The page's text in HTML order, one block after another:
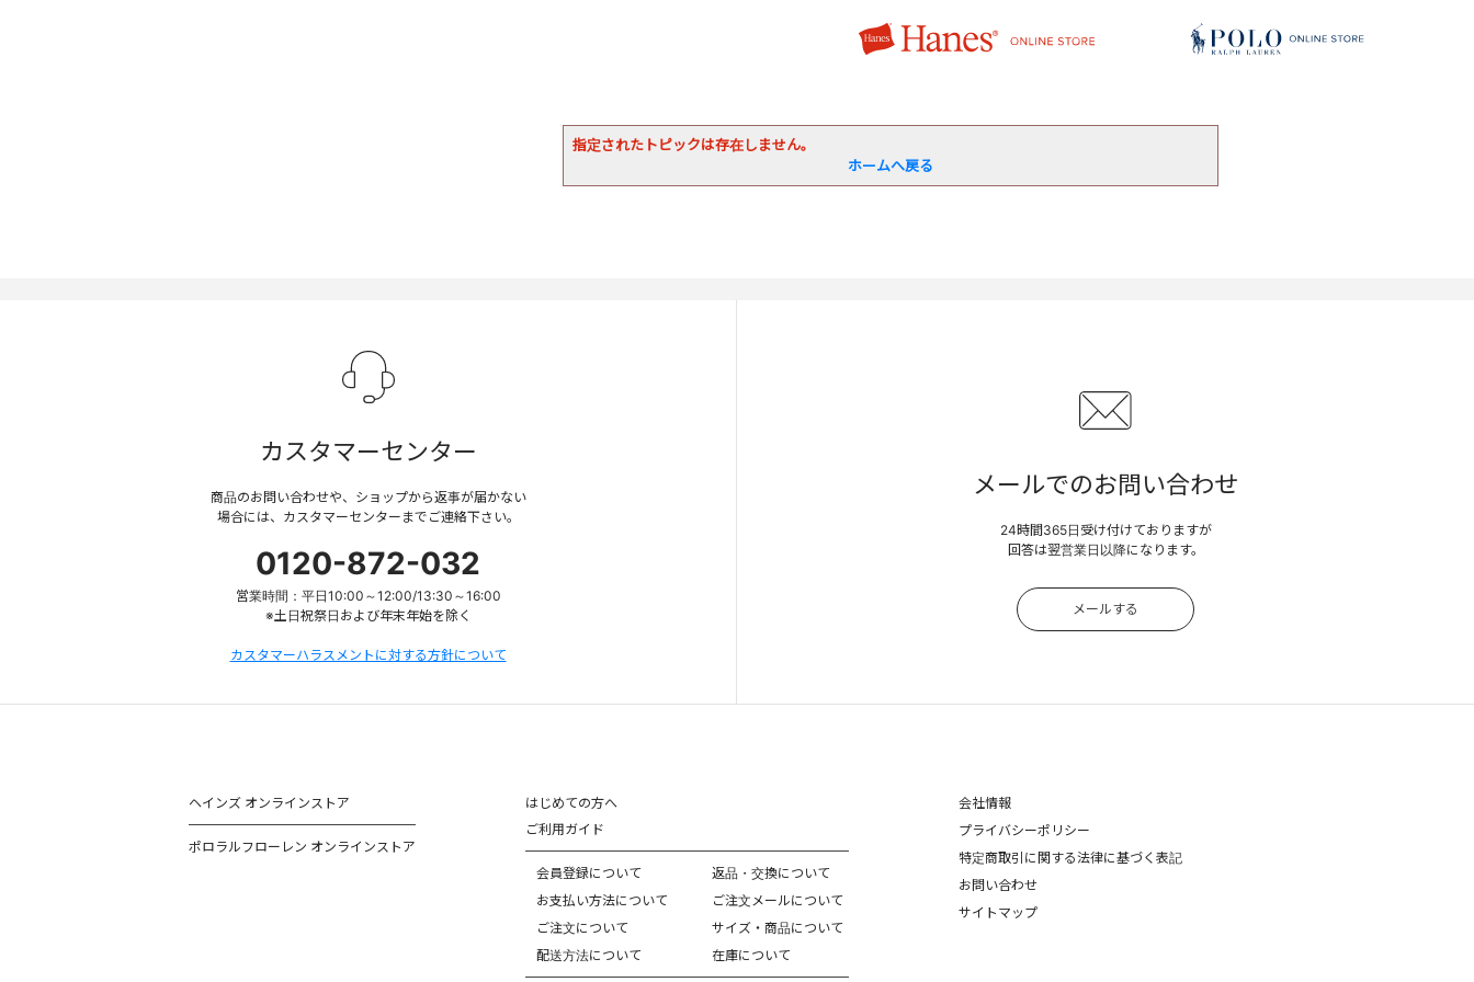
指定されたトピックは存在しません。
ホームへ戻る
カスタマーセンター
商品のお問い合わせや、ショップから返事が届かない
場合には、カスタマーセンターまでご連絡下さい。
0120-872-032
営業時間：平日10:00～12:00/13:30～16:00
※土日祝祭日および年末年始を除く
カスタマーハラスメントに対する方針について
メールでのお問い合わせ
24時間365日受け付けておりますが
回答は翌営業日以降になります。
メールする
ヘインズ オンラインストア
ポロラルフローレン オンラインストア
はじめての方へ
ご利用ガイド
会員登録について
お支払い方法について
ご注文について
配送方法について
返品・交換について
ご注文メールについて
サイズ・商品について
在庫について
会社情報
プライバシーポリシー
特定商取引に関する法律に基づく表記
お問い合わせ
サイトマップ